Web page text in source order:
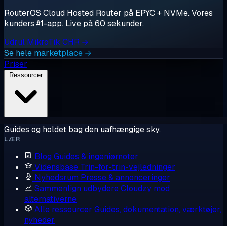
RouterOS Cloud Hosted Router på EPYC + NVMe. Vores
kunders #1-app. Live på 60 sekunder.
Udrul MikroTik CHR →
Se hele marketplace →
Priser
Ressourcer
Guides og holdet bag den uafhængige sky.
LÆR
Blog Guides & ingeniørnoter
Vidensbase Trin-for-trin-vejledninger
Nyhedsrum Presse & annonceringer
Sammenlign udbydereCloudzy mod
alternativerne
Alle ressourcer Guides, dokumentation, værktøjer,
nyheder